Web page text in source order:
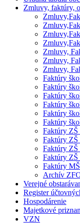
Zmluvy, faktúry,
Zmluvy,
Zmluvy,
Zmluvy,
Faktúry
Faktúry
Faktúry
Faktúry
Faktúry
Faktúry
Faktúry ZŠ
Faktúry ZŠ
Faktúry ZŠ
Faktúry ZŠ
Faktúry
Archív
Verejné
Register
Hospodárenie
Majetkové
VZN